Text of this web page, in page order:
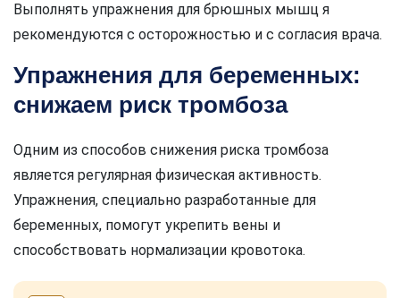
Выполнять упражнения для брюшных мышц я
рекомендуются с осторожностью и с согласия врача.
Упражнения для беременных:
снижаем риск тромбоза
Одним из способов снижения риска тромбоза
является регулярная физическая активность.
Упражнения, специально разработанные для
беременных, помогут укрепить вены и
способствовать нормализации кровотока.